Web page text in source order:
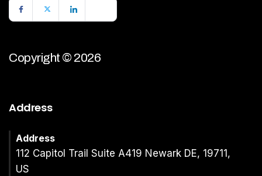
Copyright © 2026
Address
Address
112 Capitol Trail Suite A419 Newark DE, 19711,
US